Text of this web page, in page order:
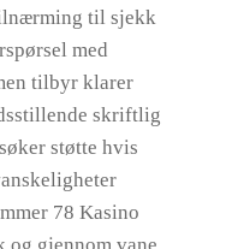
til sjekk
med
tilbyr klarer
skriftlig
støtte hvis
78 Kasino
gjennom vane